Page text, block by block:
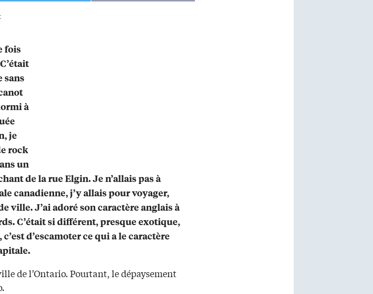
fois
sans
à
je
rock
un
de la rue Elgin. Je n’allais pas à
canadienne, j’y allais pour voyager,
ville. J’ai adoré son caractère anglais à
C’était si différent, presque exotique,
d’escamoter ce qui a le caractère
de l’Ontario. Pourtant, le dépaysement